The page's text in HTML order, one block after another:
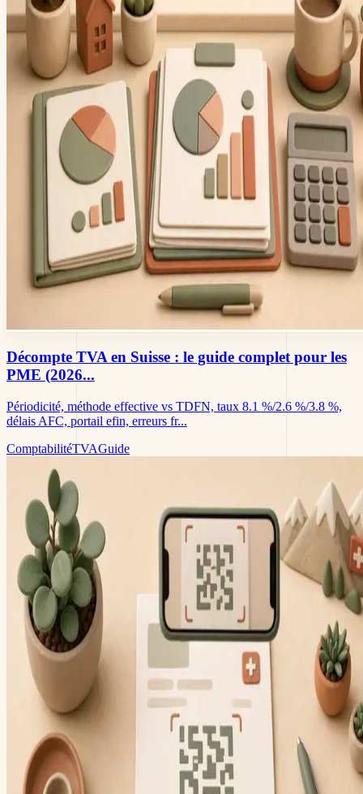
Décompte TVA en Suisse : le guide complet pour les
PME (2026...
Périodicité, méthode effective vs TDFN, taux 8.1 %/2.6 %/3.8 %,
délais AFC, portail efin, erreurs fr...
ComptabilitéTVAGuide